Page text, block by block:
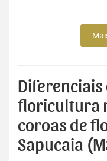
Diferenciais
floricultura
coroas de
Sapucaia